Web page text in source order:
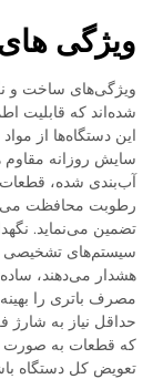
ویژگی های
ویژگی‌های ساخت و
شده‌اند که قابلیت
این دستگاه‌ها از
سایش روزانه مقاوم
آب‌بندی شده، قطعات
رطوبت محافظت
تضمین می‌نماید.
سیستم‌های تشخیصی
هشدار می‌دهند،
مصرف باتری را
حداقل نیاز به شارژ
که قطعات به صورت
تعویض کل دستگاه